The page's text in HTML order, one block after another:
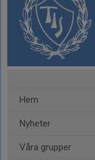
Hem
Nyheter
Våra grupper